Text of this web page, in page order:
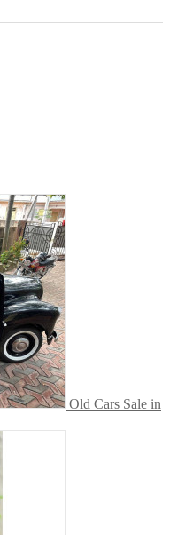
Old Cars Sale in